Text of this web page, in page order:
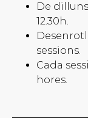
De
12.30h.
sessions.
Cada
hores.